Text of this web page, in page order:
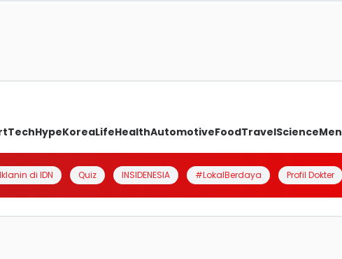
TechHypeKoreaLifeHealthAutomotiveFoodTravelScienceMen
Iklanin di IDN Quiz INSIDENESIA #LokalBerdaya Profil Dokter